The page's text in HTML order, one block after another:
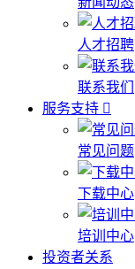
人才招聘
联系我们
服务支持
常见问题
下载中心
培训中心
投资者关系